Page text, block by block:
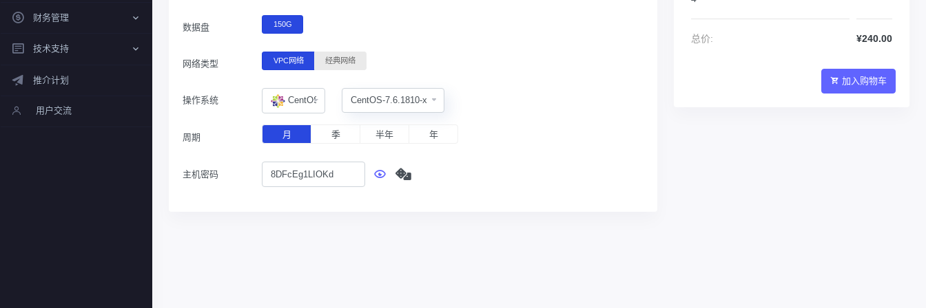
财务管理
技术支持
推介计划
用户交流
数据盘 150G
网络类型 VPC网络 经典网络
操作系统 CentOS
周期 月 季 半年 年
主机密码
总价: ¥240.00
加入购物车